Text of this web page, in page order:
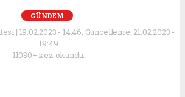
GÜNDEM
| 19.02.2023 - 14:46, Güncelleme: 21.02.2023 -
19:49
11030+ kez okundu.